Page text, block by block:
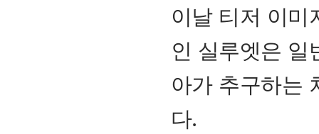
이날 티저 이미
인 실루엣은
아가 추구하는
다.